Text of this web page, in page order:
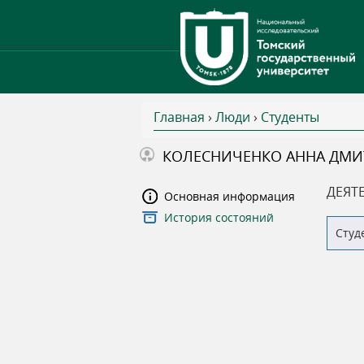
В
ы
з
Главная › Люди › Студенты
КОЛЕСНИЧЕНКО АННА
Основная информация
История состояний